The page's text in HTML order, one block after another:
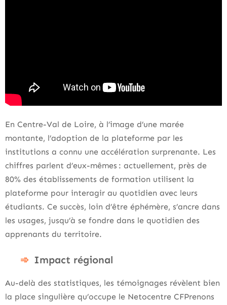
En Centre-Val de Loire, à l’image d’une marée
montante, l’adoption de la plateforme par les
institutions a connu une accélération surprenante. Les
chiffres parlent d’eux-mêmes : actuellement, près de
80% des établissements de formation utilisent la
plateforme pour interagir au quotidien avec leurs
étudiants. Ce succès, loin d’être éphémère, s’ancre dans
les usages, jusqu’à se fondre dans le quotidien des
apprenants du territoire.
Impact régional
Au-delà des statistiques, les témoignages révèlent bien
la place singulière qu’occupe le Netocentre CFPrenons